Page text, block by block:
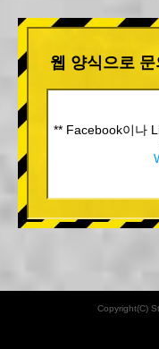
웹 양식으로 문
** Facebook이나
Copyright(C)